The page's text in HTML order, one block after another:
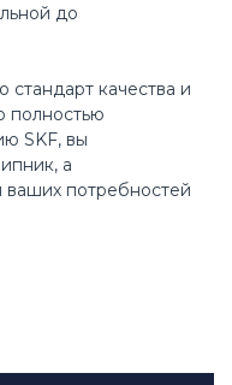
до
стандарт качества и
полностью
SKF, вы
а
потребностей